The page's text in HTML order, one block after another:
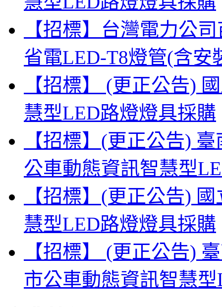
【招標】台灣電力公
省電LED-T8燈管(含
【招標】 (更正公告)
慧型LED路燈燈具採購
【招標】(更正公告)
公車動態資訊智慧型
【招標】(更正公告)
慧型LED路燈燈具採購
【招標】 (更正公告)
市公車動態資訊智慧